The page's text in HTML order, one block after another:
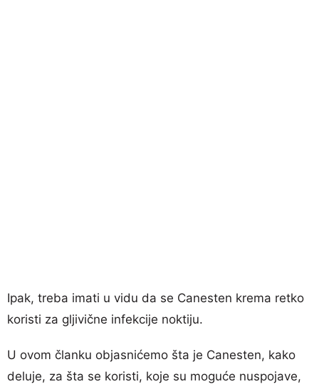
Ipak, treba imati u vidu da se Canesten krema retko
koristi za gljivične infekcije noktiju.
U ovom članku objasnićemo šta je Canesten, kako
deluje, za šta se koristi, koje su moguće nuspojave,